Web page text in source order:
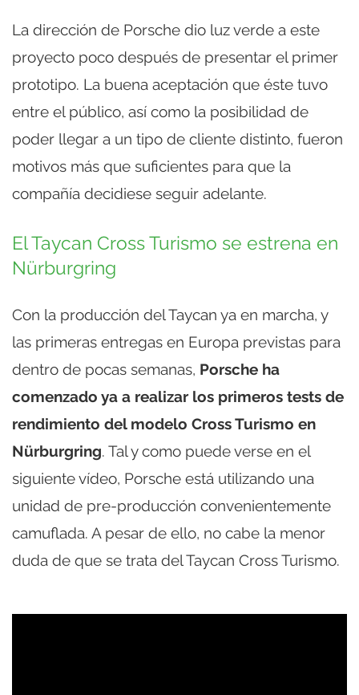
La dirección de Porsche dio luz verde a este
proyecto poco después de presentar el primer
prototipo. La buena aceptación que éste tuvo
entre el público, así como la posibilidad de
poder llegar a un tipo de cliente distinto, fueron
motivos más que suficientes para que la
compañía decidiese seguir adelante.
El Taycan Cross Turismo se estrena en
Nürburgring
Con la producción del Taycan ya en marcha, y
las primeras entregas en Europa previstas para
dentro de pocas semanas, Porsche ha
comenzado ya a realizar los primeros tests de
rendimiento del modelo Cross Turismo en
Nürburgring. Tal y como puede verse en el
siguiente vídeo, Porsche está utilizando una
unidad de pre-producción convenientemente
camuflada. A pesar de ello, no cabe la menor
duda de que se trata del Taycan Cross Turismo.